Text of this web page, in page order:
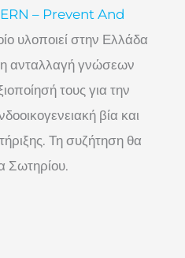
– Prevent And
υλοποιεί στην Ελλάδα
η ανταλλαγή γνώσεων
τους για την
βία και
Τη συζήτηση θα
Σωτηρίου.